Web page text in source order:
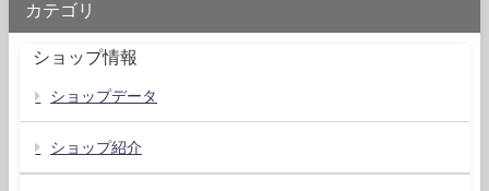
カテゴリ
ショップ情報
ショップデータ
ショップ紹介